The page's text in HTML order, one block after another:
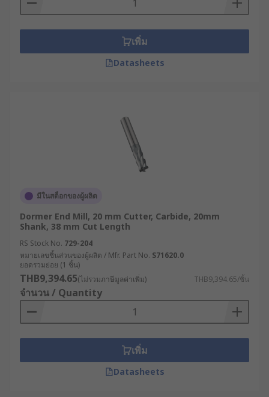
เพิ่ม
Datasheets
มีในสต็อกของผู้ผลิต
Dormer End Mill, 20 mm Cutter, Carbide, 20mm
Shank, 38 mm Cut Length
RS Stock No. 729-204
หมายเลขชิ้นส่วนของผู้ผลิต / Mfr. Part No. S71620.0
ยอดรวมย่อย (1 ชิ้น)
THB9,394.65(ไม่รวมภาษีมูลค่าเพิ่ม) THB9,394.65/ชิ้น
จำนวน / Quantity
เพิ่ม
Datasheets